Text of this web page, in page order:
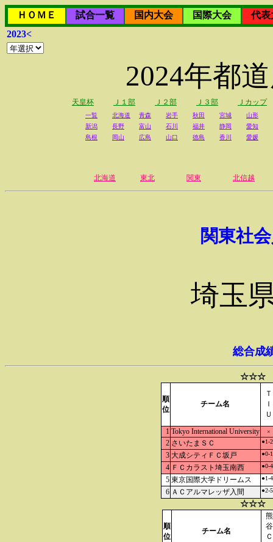
ＨＯＭＥ 試合一覧 国内大会 国際大会
代表
2023<
2024年都
天皇杯 Ｊ１部 Ｊ２部 Ｊ３部 Ｊカップ
一覧 北海道 青森 岩手 秋田 宮城
山形
新潟
長野 富山 石川 福井 静岡
愛知
島根
岡山 広島 山口 徳島 香川 愛媛
北海道 東北 関東 北信越
関東社
埼玉
総合成
☆☆☆
順
位
チーム名
Ｔ
Ｉ
Ｕ
1 Tokyo International University ×
2 さいたまＳＣ ●1-2
3 大成シティＦＣ坂戸 ●0-1
4 ＦＣカラスト埼玉南西 ●0-4
5 東京国際大学ドリームス ●1-4
6 ＡＣアルマレッザ入間 ●2-5
☆☆☆
順
位
チーム名
熊
谷
Ｃ